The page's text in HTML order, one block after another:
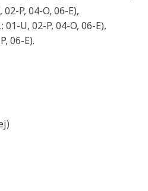
P, 04-O, 06-E),
U, 02-P, 04-O, 06-E),
06-E).